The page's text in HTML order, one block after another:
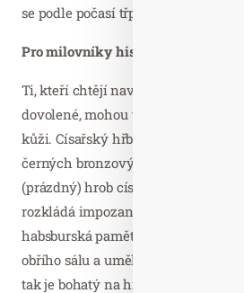
se podle počasí třpytí sněhové
Pro milovníky historie
Ti, kteří chtějí navštívit historická
dovolené, mohou v Innsbrucku
kůži. Císařský hřbitov odhaluje
černých bronzových soch v životní
(prázdný) hrob císaře Maxmiliána.
rozkládá impozantní Hofburg, kde
habsburská paměťová kultura
obřího sálu a uměleckých děl
tak je bohatý na historii i Bergisel: